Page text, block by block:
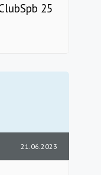
25
21.06.2023